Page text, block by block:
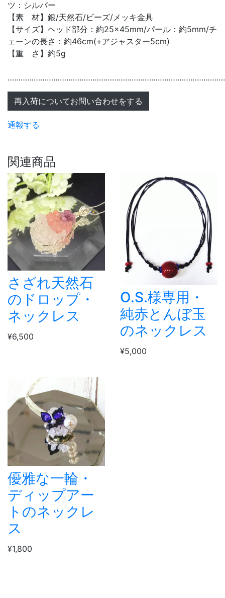
ツ：シルバー
【素 材】銀/天然石/ビーズ/メッキ金具
【サイズ】ヘッド部分：約25×45mm/パール：約5mm/チ
ェーンの長さ：約46cm(+アジャスター5cm)
【重 さ】約5g
再入荷についてお問い合わせをする
通報する
関連商品
さざれ天然石
のドロップ・
ネックレス
¥6,500
O.S.様専用・
純赤とんぼ玉
のネックレス
¥5,000
優雅な一輪・
ディップアー
トのネックレ
ス
¥1,800